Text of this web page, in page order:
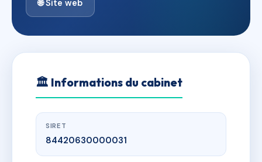
🌐 Site web
🏛 Informations du cabinet
SIRET
84420630000031